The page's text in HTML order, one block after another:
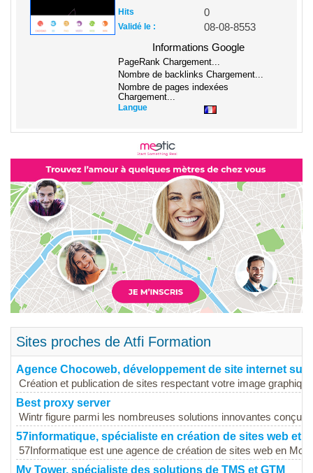
Hits 0
Validé le :
08-08-8553
Informations Google
PageRank Chargement...
Nombre de backlinks Chargement...
Nombre de pages indexées
Chargement...
Langue
Sites proches de Atfi Formation
Agence Chocoweb, développement de site internet sur
Création et publication de sites respectant votre image
Best proxy server
Wintr figure parmi les nombreuses solutions innovantes
57informatique, spécialiste en création de sites web et
57Informatique est une agence de création de sites web en
My Tower, spécialiste des solutions de TMS et GTM